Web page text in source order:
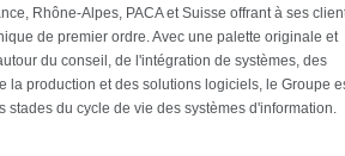
Rhône-Alpes, PACA et Suisse offrant à ses
de premier ordre. Avec une palette originale et
du conseil, de l'intégration de systèmes, des
la production et des solutions logiciels, le Groupe
stades du cycle de vie des systèmes d'information.